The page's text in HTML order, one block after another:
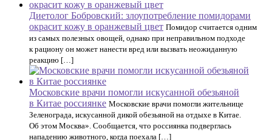
Диетолог Бобровский: злоупотребление помидорами
окрасит кожу в оранжевый цвет Помидор считается одним
из самых полезных овощей, однако при неправильном подходе
к рациону он может нанести вред или вызвать неожиданную
реакцию […]
Московские врачи помогли искусанной обезьяной
в Китае россиянке Московские врачи помогли жительнице
Зеленограда, искусанной дикой обезьяной на отдыхе в Китае.
Об этом Москва». Сообщается, что россиянка подверглась
нападению животного, когда поехала […]